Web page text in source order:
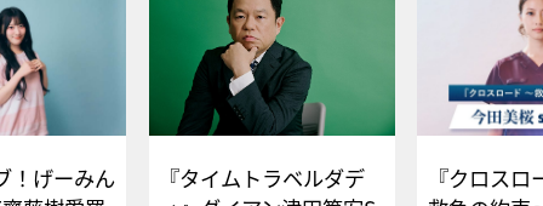
！げーみん
『タイムトラベルダデ
『クロス